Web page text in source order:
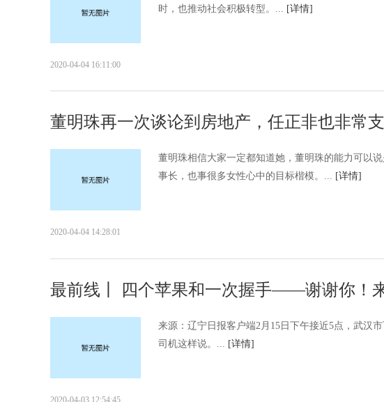
时，也推动社会积极转型。... [详情]
2020-04-04 16:11:00
董明珠再一次谈论到房地产，任正非也非常
董明珠相信大家一定都知道她，董明珠的能力可以
事长，也事很多女性心中的目标楷模。... [详情]
2020-04-04 14:28:01
最前线丨 四个苹果和一次握手——谢谢你！
来源：辽宁日报客户端2月15日下午接近5点，武汉
司机这样说。... [详情]
2020-04-03 12:54:45